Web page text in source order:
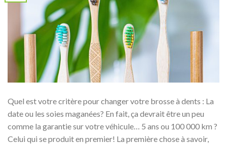
Quel est votre critère pour changer votre brosse à dents : La
date ou les soies maganées? En fait, ça devrait être un peu
comme la garantie sur votre véhicule… 5 ans ou 100 000 km ?
Celui qui se produit en premier! La première chose à savoir,